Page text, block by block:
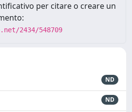
per citare o creare un
2434/548709
ND
ND